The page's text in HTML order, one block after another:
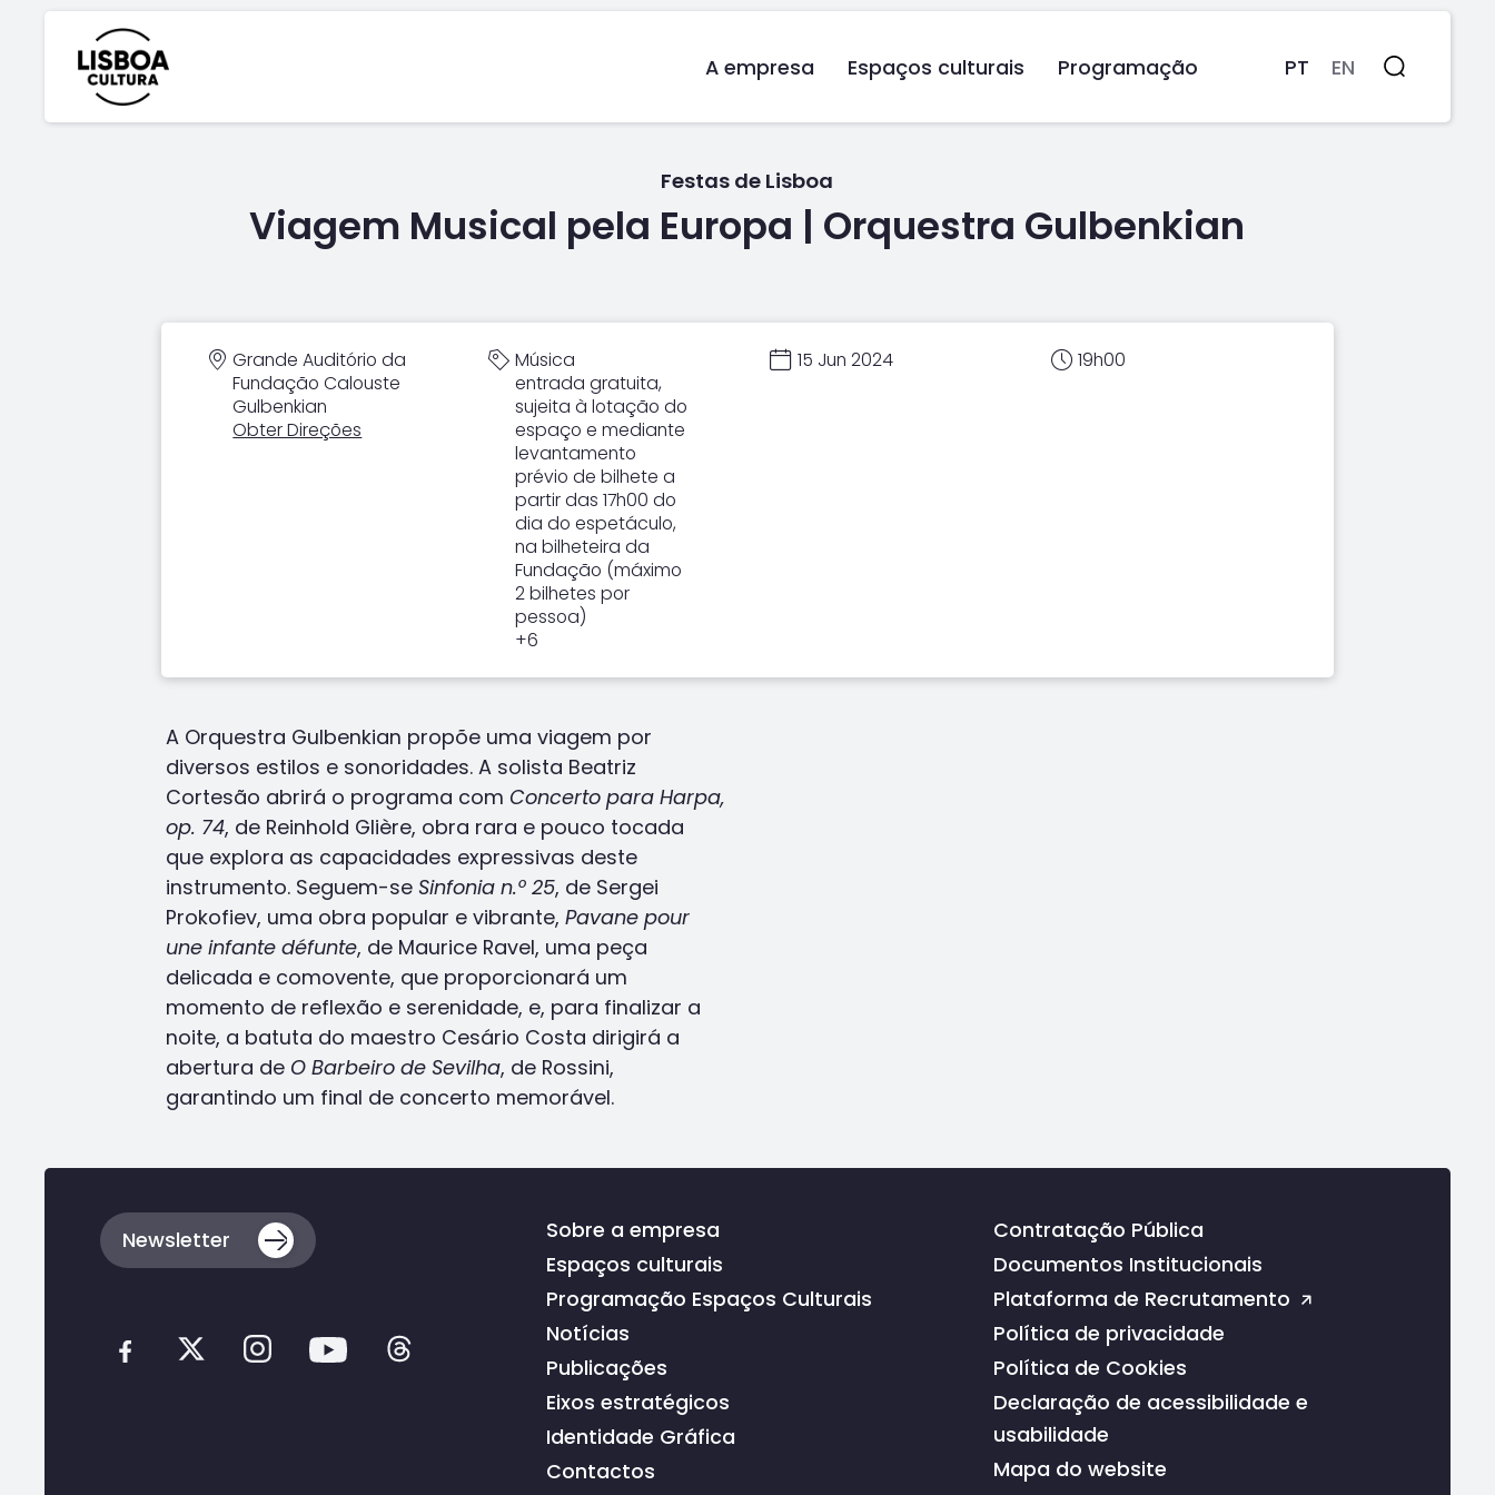
A empresa Espaços culturais Programação PT EN Pesquisa
Festas de Lisboa
Viagem Musical pela Europa | Orquestra Gulbenkian
Grande Auditório da
Fundação Calouste
Gulbenkian
Obter Direções
Música
entrada gratuita,
sujeita à lotação do
espaço e mediante
levantamento
prévio de bilhete a
partir das 17h00 do
dia do espetáculo,
na bilheteira da
Fundação (máximo
2 bilhetes por
pessoa)
+6
15 Jun 2024 19h00
A Orquestra Gulbenkian propõe uma viagem por
diversos estilos e sonoridades. A solista Beatriz
Cortesão abrirá o programa com Concerto para Harpa,
op. 74, de Reinhold Glière, obra rara e pouco tocada
que explora as capacidades expressivas deste
instrumento. Seguem-se Sinfonia n.º 25, de Sergei
Prokofiev, uma obra popular e vibrante, Pavane pour
une infante défunte, de Maurice Ravel, uma peça
delicada e comovente, que proporcionará um
momento de reflexão e serenidade, e, para finalizar a
noite, a batuta do maestro Cesário Costa dirigirá a
abertura de O Barbeiro de Sevilha, de Rossini,
garantindo um final de concerto memorável.
Voltar
Newsletter
Sobre a empresa
Espaços culturais
Programação Espaços Culturais
Notícias
Publicações
Eixos estratégicos
Identidade Gráfica
Contactos
Contratação Pública
Documentos Institucionais
Plataforma de Recrutamento
Política de privacidade
Política de Cookies
Declaração de acessibilidade e
usabilidade
Mapa do website